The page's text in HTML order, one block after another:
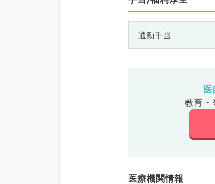
通勤手当
教育・
医療機関情報